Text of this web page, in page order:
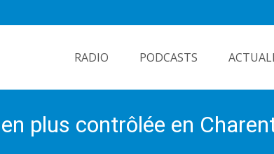
RADIO PODCASTS
plus contrôlée en